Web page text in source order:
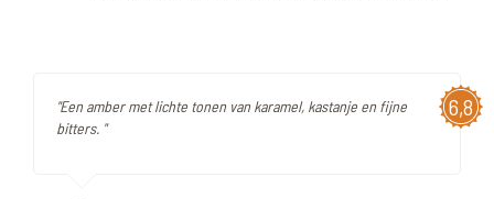
6,8
"Een amber met lichte tonen van karamel, kastanje en fijne
bitters. "